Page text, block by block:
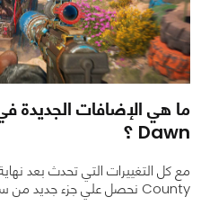
Dawn ؟
County نحصل علي جزء جديد من سلسلة Far Cry ومن اجل